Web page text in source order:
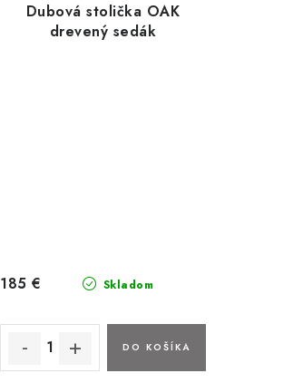
Dubová stolička OAK
drevený sedák
Skladom
185 €
DO KOŠÍKA